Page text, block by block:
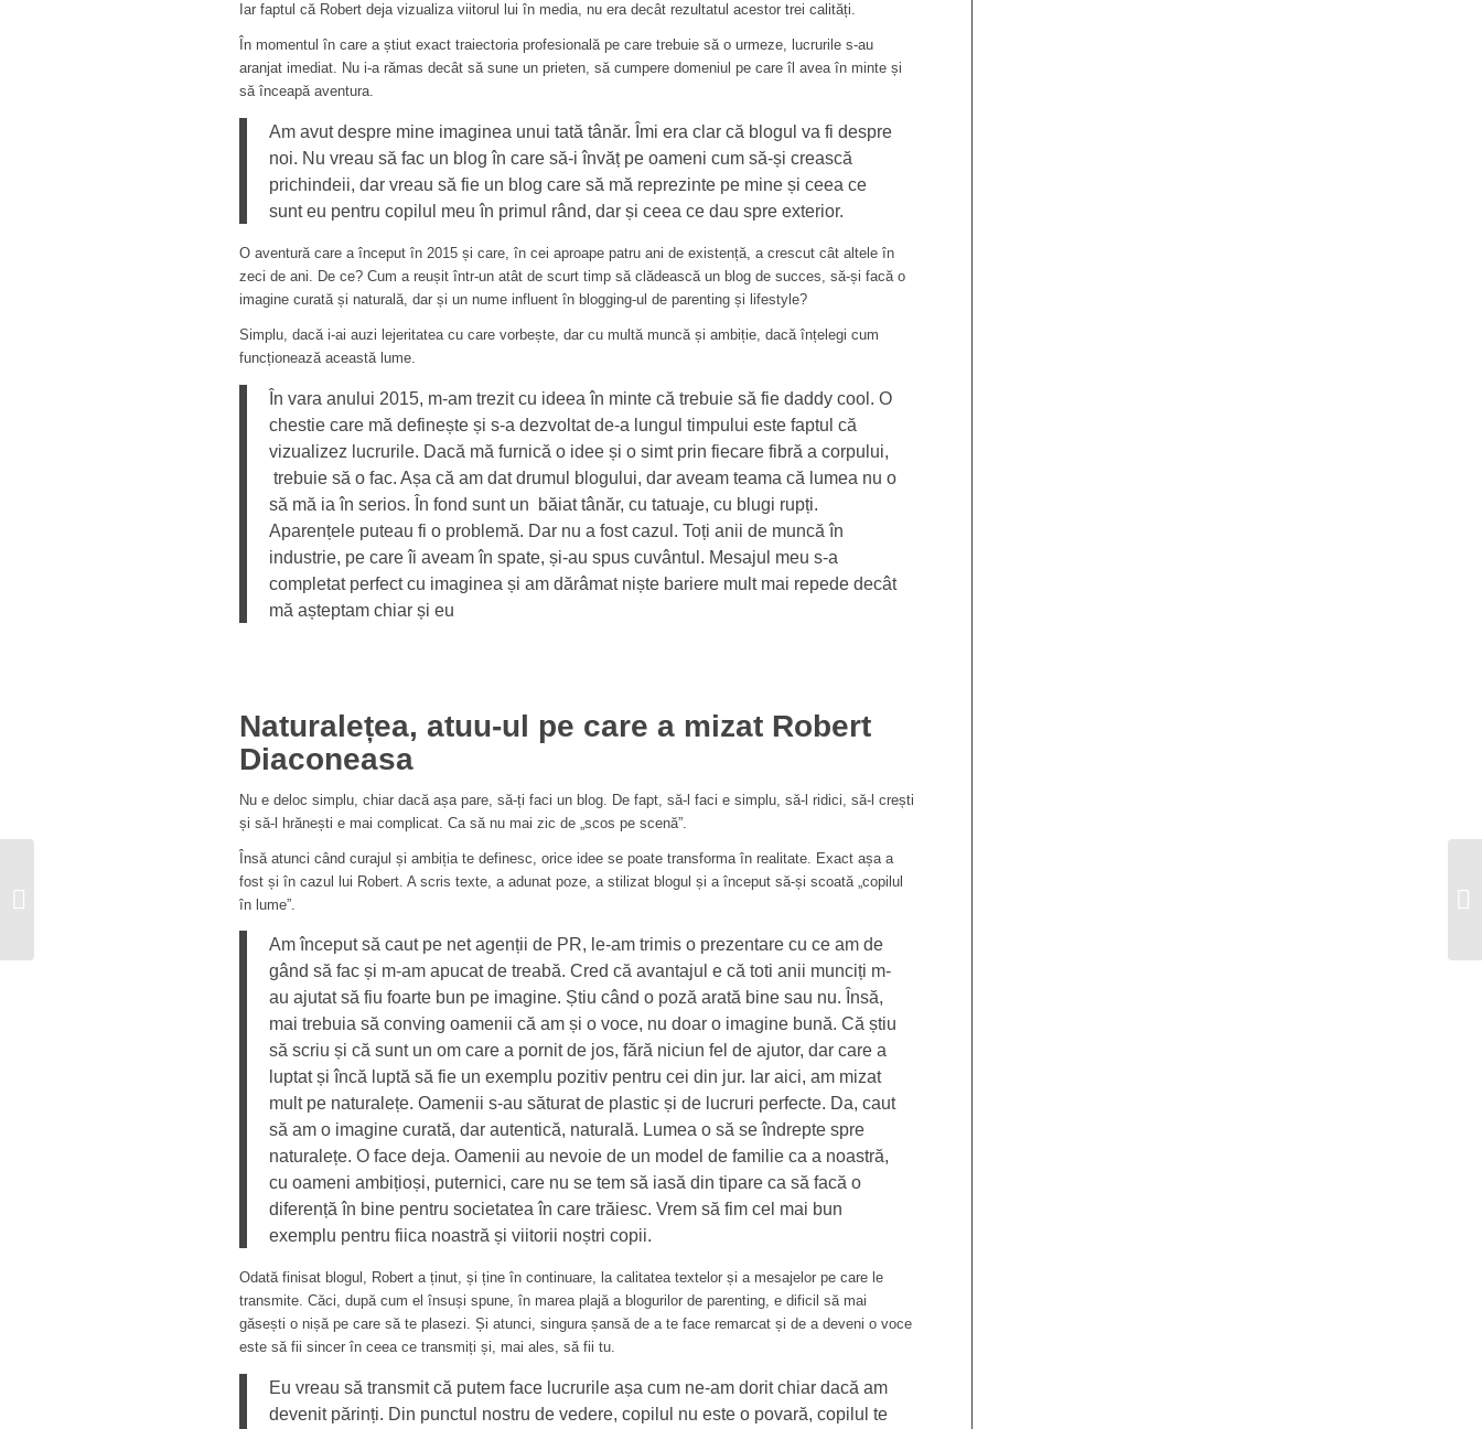
Iar faptul că Robert deja vizualiza viitorul lui în media, nu era decât rezultatul acestor trei calități.
În momentul în care a știut exact traiectoria profesională pe care trebuie să o urmeze, lucrurile s-au
aranjat imediat. Nu i-a rămas decât să sune un prieten, să cumpere domeniul pe care îl avea în minte și
să înceapă aventura.
Am avut despre mine imaginea unui tată tânăr. Îmi era clar că blogul va fi despre
noi. Nu vreau să fac un blog în care să-i învăț pe oameni cum să-și crească
prichindeii, dar vreau să fie un blog care să mă reprezinte pe mine și ceea ce
sunt eu pentru copilul meu în primul rând, dar și ceea ce dau spre exterior.
O aventură care a început în 2015 și care, în cei aproape patru ani de existență, a crescut cât altele în
zeci de ani. De ce? Cum a reușit într-un atât de scurt timp să clădească un blog de succes, să-și facă o
imagine curată și naturală, dar și un nume influent în blogging-ul de parenting și lifestyle?
Simplu, dacă i-ai auzi lejeritatea cu care vorbește, dar cu multă muncă și ambiție, dacă înțelegi cum
funcționează această lume.
În vara anului 2015, m-am trezit cu ideea în minte că trebuie să fie daddy cool. O
chestie care mă definește și s-a dezvoltat de-a lungul timpului este faptul că
vizualizez lucrurile. Dacă mă furnică o idee și o simt prin fiecare fibră a corpului,
trebuie să o fac. Așa că am dat drumul blogului, dar aveam teama că lumea nu o
să mă ia în serios. În fond sunt un băiat tânăr, cu tatuaje, cu blugi rupți.
Aparențele puteau fi o problemă. Dar nu a fost cazul. Toți anii de muncă în
industrie, pe care îi aveam în spate, și-au spus cuvântul. Mesajul meu s-a
completat perfect cu imaginea și am dărâmat niște bariere mult mai repede decât
mă așteptam chiar și eu
Naturalețea, atuu-ul pe care a mizat Robert
Diaconeasa
Nu e deloc simplu, chiar dacă așa pare, să-ți faci un blog. De fapt, să-l faci e simplu, să-l ridici, să-l crești
și să-l hrănești e mai complicat. Ca să nu mai zic de „scos pe scenă”.
Însă atunci când curajul și ambiția te definesc, orice idee se poate transforma în realitate. Exact așa a
fost și în cazul lui Robert. A scris texte, a adunat poze, a stilizat blogul și a început să-și scoată „copilul
în lume”.
Am început să caut pe net agenții de PR, le-am trimis o prezentare cu ce am de
gând să fac și m-am apucat de treabă. Cred că avantajul e că toti anii munciți m-
au ajutat să fiu foarte bun pe imagine. Știu când o poză arată bine sau nu. Însă,
mai trebuia să conving oamenii că am și o voce, nu doar o imagine bună. Că știu
să scriu și că sunt un om care a pornit de jos, fără niciun fel de ajutor, dar care a
luptat și încă luptă să fie un exemplu pozitiv pentru cei din jur. Iar aici, am mizat
mult pe naturalețe. Oamenii s-au săturat de plastic și de lucruri perfecte. Da, caut
să am o imagine curată, dar autentică, naturală. Lumea o să se îndrepte spre
naturalețe. O face deja. Oamenii au nevoie de un model de familie ca a noastră,
cu oameni ambițioși, puternici, care nu se tem să iasă din tipare ca să facă o
diferență în bine pentru societatea în care trăiesc. Vrem să fim cel mai bun
exemplu pentru fiica noastră și viitorii noștri copii.
Odată finisat blogul, Robert a ținut, și ține în continuare, la calitatea textelor și a mesajelor pe care le
transmite. Căci, după cum el însuși spune, în marea plajă a blogurilor de parenting, e dificil să mai
găsești o nișă pe care să te plasezi. Și atunci, singura șansă de a te face remarcat și de a deveni o voce
este să fii sincer în ceea ce transmiți și, mai ales, să fii tu.
Eu vreau să transmit că putem face lucrurile așa cum ne-am dorit chiar dacă am
devenit părinți. Din punctul nostru de vedere, copilul nu este o povară, copilul te